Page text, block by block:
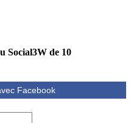
Social3W de 10